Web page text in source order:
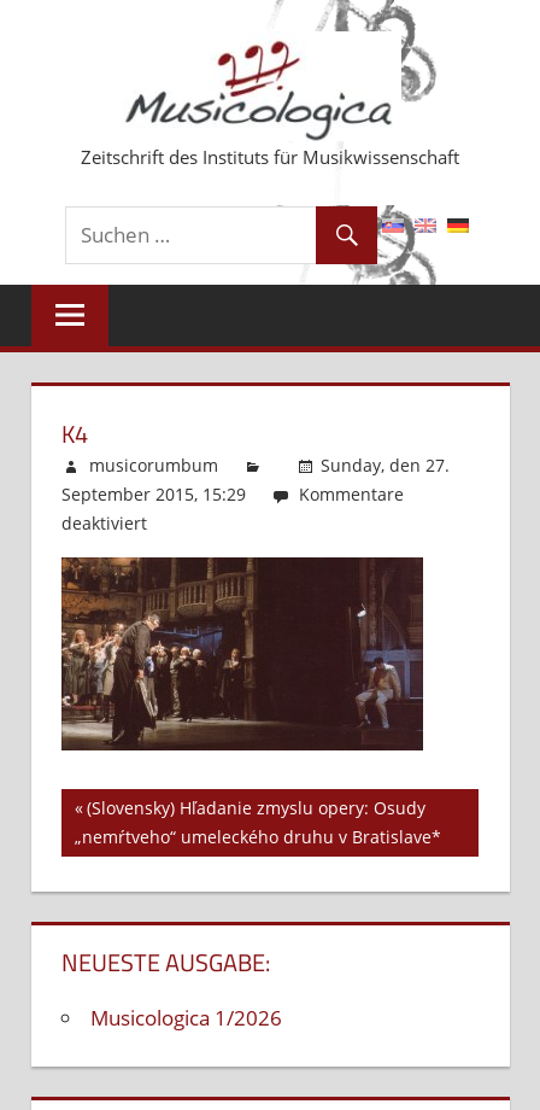
Zeitschrift des Instituts für Musikwissenschaft
K4
musicorumbum
Sunday, den 27.
September 2015, 15:29
Kommentare
deaktiviert
k4
Beitrags-
Navigation
Vorheriger
Beitrag:
(Slovensky) Hľadanie zmyslu opery: Osudy
„nemŕtveho“ umeleckého druhu v Bratislave*
NEUESTE AUSGABE:
Musicologica 1/2026